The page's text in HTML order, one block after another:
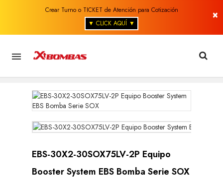
×
Crear Turno o TICKET de Atención para Cotización
▼ CLICK AQUÍ ▼

EBS-30X2-30SOX75LV-2P Equipo
Booster System EBS Bomba Serie SOX